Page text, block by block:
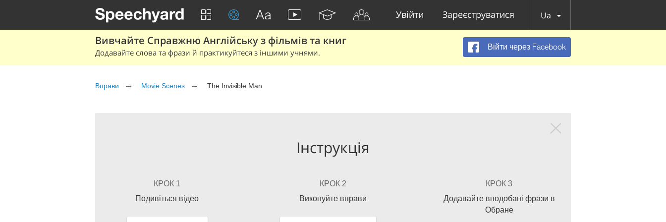
Увійти Зареєструватися Ua
Вивчайте Справжню Англійську з фільмів та книг
Додавайте слова та фрази й практикуйтеся з іншими учнями.
Війти через Facebook
Вправи Movie Scenes The Invisible Man
Інструкція
КРОК 1
Подивіться відео
КРОК 2
Виконуйте вправи
КРОК 3
Додавайте вподобані фрази в
Обране